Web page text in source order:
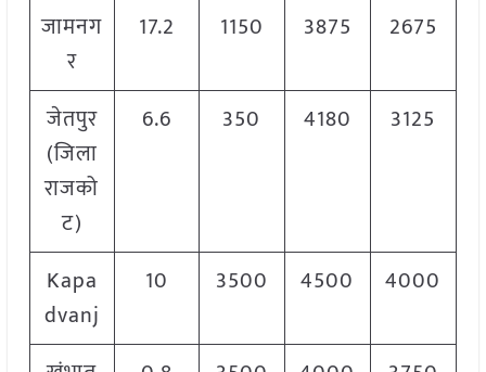
जामनग
र
17.2 1150 3875 2675
जेतपुर
(जिला
राजको
ट)
6.6 350 4180 3125
Kapa
dvanj
10 3500 4500 4000